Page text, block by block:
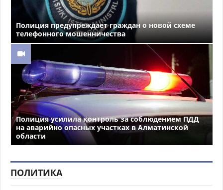
Полиция предупреждает граждан о новой схеме
телефонного мошенничества
Полиция усилила контроль за соблюдением ПДД
на аварийно опасных участках в Алматинской
области
ПОЛИТИКА